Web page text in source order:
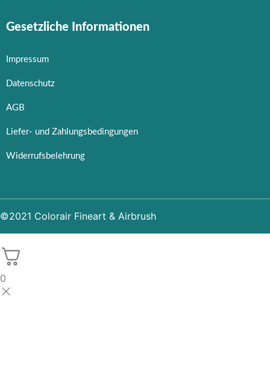
Gesetzliche Informationen
Impressum
Datenschutz
AGB
Liefer- und Zahlungsbedingungen
Widerrufsbelehrung
©2021 Colorair Fineart & Airbrush
0